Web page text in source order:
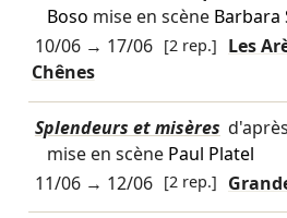
Boso mise en scène Barbara
10/06→ 17/06 [2 rep.]
Les
Chênes
Splendeurs et misères d'après
mise en scène Paul Platel
11/06→ 12/06 [2 rep.]